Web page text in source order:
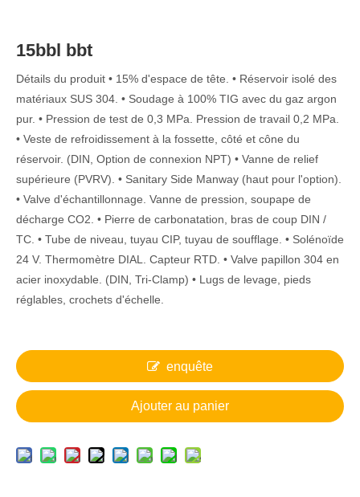
15bbl bbt
Détails du produit • 15% d'espace de tête. • Réservoir isolé des
matériaux SUS 304. • Soudage à 100% TIG avec du gaz argon
pur. • Pression de test de 0,3 MPa. Pression de travail 0,2 MPa.
• Veste de refroidissement à la fossette, côté et cône du
réservoir. (DIN, Option de connexion NPT) • Vanne de relief
supérieure (PVRV). • Sanitary Side Manway (haut pour l'option).
• Valve d'échantillonnage. Vanne de pression, soupape de
décharge CO2. • Pierre de carbonatation, bras de coup DIN /
TC. • Tube de niveau, tuyau CIP, tuyau de soufflage. • Solénoïde
24 V. Thermomètre DIAL. Capteur RTD. • Valve papillon 304 en
acier inoxydable. (DIN, Tri-Clamp) • Lugs de levage, pieds
réglables, crochets d'échelle.
enquête
Ajouter au panier